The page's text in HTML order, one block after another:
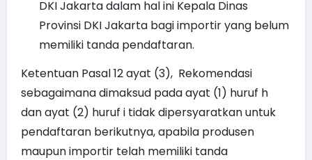
DKI Jakarta dalam hal ini Kepala Dinas
Provinsi DKI Jakarta bagi importir yang belum
memiliki tanda pendaftaran.
Ketentuan Pasal 12 ayat (3), Rekomendasi
sebagaimana dimaksud pada ayat (1) huruf h
dan ayat (2) huruf i tidak dipersyaratkan untuk
pendaftaran berikutnya, apabila produsen
maupun importir telah memiliki tanda